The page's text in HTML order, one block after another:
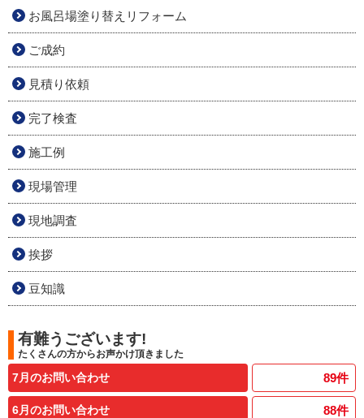
お風呂場塗り替えリフォーム
ご成約
見積り依頼
完了検査
施工例
現場管理
現地調査
挨拶
豆知識
有難うございます!
たくさんの方からお声かけ頂きました
7月のお問い合わせ 89件
6月のお問い合わせ 88件